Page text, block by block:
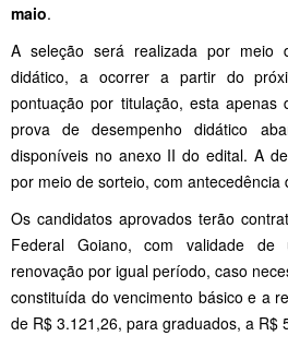
maio.
A seleção será realizada por meio
didático, a ocorrer a partir do
pontuação por titulação, esta apenas
prova de desempenho didático
disponíveis no anexo II do edital. A
por meio de sorteio, com antecedência
Os candidatos aprovados terão
Federal Goiano, com validade
renovação por igual período, caso
constituída do vencimento básico e a
de R$ 3.121,26, para graduados, a R$